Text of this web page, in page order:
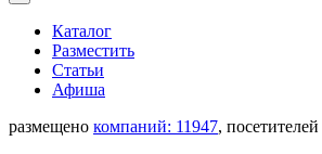
Каталог
Разместить
Статьи
Афиша
размещено компаний: 11947, посетителей